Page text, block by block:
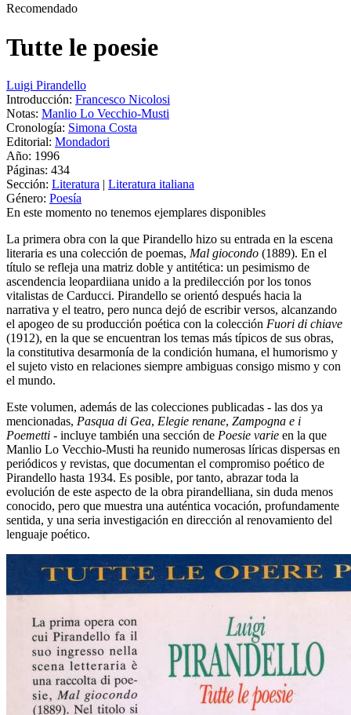
Recomendado
Tutte le poesie
Luigi Pirandello
Introducción: Francesco Nicolosi
Notas: Manlio Lo Vecchio-Musti
Cronología: Simona Costa
Editorial: Mondadori
Año: 1996
Páginas: 434
Sección: Literatura | Literatura italiana
Género: Poesía
En este momento no tenemos ejemplares disponibles
La primera obra con la que Pirandello hizo su entrada en la escena
literaria es una colección de poemas, Mal giocondo (1889). En el
título se refleja una matriz doble y antitética: un pesimismo de
ascendencia leopardiiana unido a la predilección por los tonos
vitalistas de Carducci. Pirandello se orientó después hacia la
narrativa y el teatro, pero nunca dejó de escribir versos, alcanzando
el apogeo de su producción poética con la colección Fuori di chiave
(1912), en la que se encuentran los temas más típicos de sus obras,
la constitutiva desarmonía de la condición humana, el humorismo y
el sujeto visto en relaciones siempre ambiguas consigo mismo y con
el mundo.
Este volumen, además de las colecciones publicadas - las dos ya
mencionadas, Pasqua di Gea, Elegie renane, Zampogna e i
Poemetti - incluye también una sección de Poesie varie en la que
Manlio Lo Vecchio-Musti ha reunido numerosas líricas dispersas en
periódicos y revistas, que documentan el compromiso poético de
Pirandello hasta 1934. Es posible, por tanto, abrazar toda la
evolución de este aspecto de la obra pirandelliana, sin duda menos
conocido, pero que muestra una auténtica vocación, profundamente
sentida, y una seria investigación en dirección al renovamiento del
lenguaje poético.